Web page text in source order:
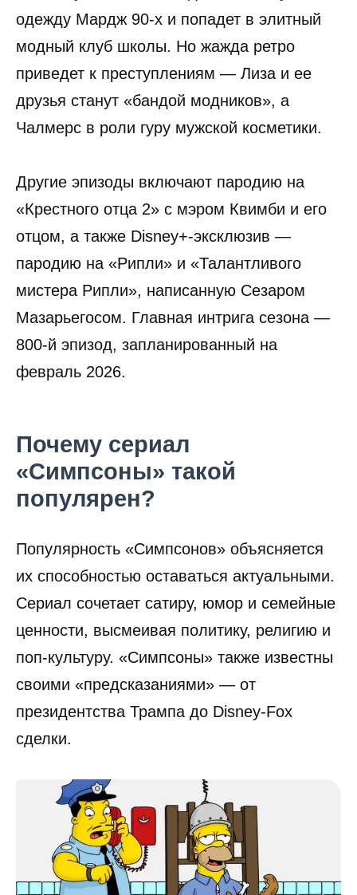
одежду Мардж 90-х и попадет в элитный
модный клуб школы. Но жажда ретро
приведет к преступлениям — Лиза и ее
друзья станут «бандой модников», а
Чалмерс в роли гуру мужской косметики.
Другие эпизоды включают пародию на
«Крестного отца 2» с мэром Квимби и его
отцом, а также Disney+-эксклюзив —
пародию на «Рипли» и «Талантливого
мистера Рипли», написанную Сезаром
Мазарьегосом. Главная интрига сезона —
800-й эпизод, запланированный на
февраль 2026.
Почему сериал
«Симпсоны» такой
популярен?
Популярность «Симпсонов» объясняется
их способностью оставаться актуальными.
Сериал сочетает сатиру, юмор и семейные
ценности, высмеивая политику, религию и
поп-культуру. «Симпсоны» также известны
своими «предсказаниями» — от
президентства Трампа до Disney-Fox
сделки.